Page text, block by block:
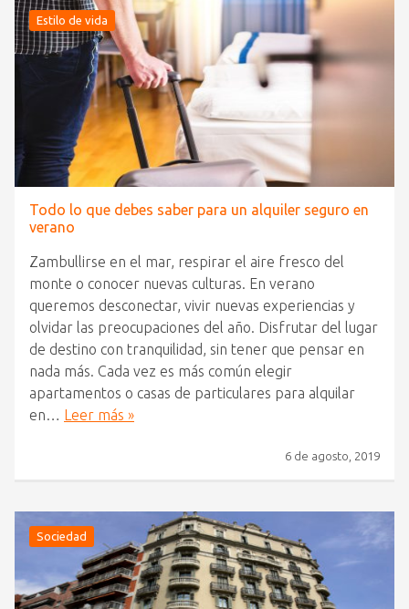
Estilo de vida
Todo lo que debes saber para un alquiler seguro en
verano
Zambullirse en el mar, respirar el aire fresco del
monte o conocer nuevas culturas. En verano
queremos desconectar, vivir nuevas experiencias y
olvidar las preocupaciones del año. Disfrutar del lugar
de destino con tranquilidad, sin tener que pensar en
nada más. Cada vez es más común elegir
apartamentos o casas de particulares para alquilar
en… Leer más »
6 de agosto, 2019
Sociedad